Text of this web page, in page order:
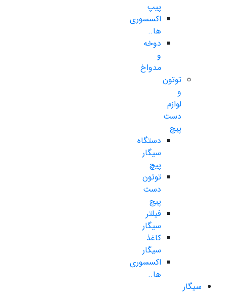
پیپ
اکسسوری
ها..
دوخه
و
مدواخ
توتون
و
لوازم
دست
پیچ
دستگاه
سیگار
پیچ
توتون
دست
پیچ
فیلتر
سیگار
کاغذ
سیگار
اکسسوری
ها..
سیگار